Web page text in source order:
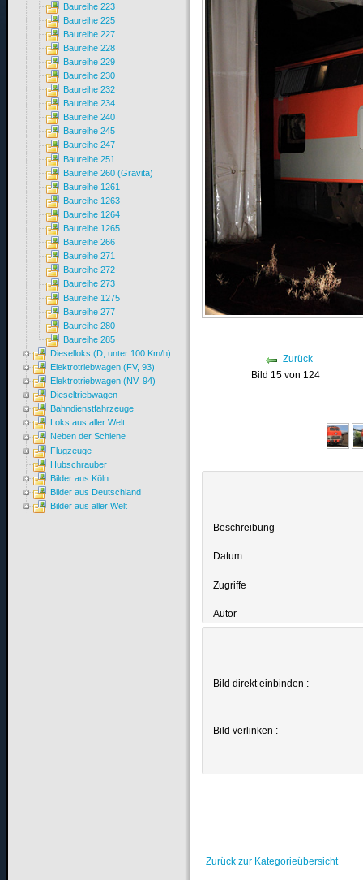
Zurück
Bild 15 von 124
Beschreibung
Datum
Zugriffe
Autor
Bild direkt einbinden :
Bild verlinken :
Zurück zur Kategorieübersicht
Baureihe 223
Baureihe 225
Baureihe 227
Baureihe 228
Baureihe 229
Baureihe 230
Baureihe 232
Baureihe 234
Baureihe 240
Baureihe 245
Baureihe 247
Baureihe 251
Baureihe 260 (Gravita)
Baureihe 1261
Baureihe 1263
Baureihe 1264
Baureihe 1265
Baureihe 266
Baureihe 271
Baureihe 272
Baureihe 273
Baureihe 1275
Baureihe 277
Baureihe 280
Baureihe 285
Dieselloks (D, unter 100 Km/h)
Elektrotriebwagen (FV, 93)
Elektrotriebwagen (NV, 94)
Dieseltriebwagen
Bahndienstfahrzeuge
Loks aus aller Welt
Neben der Schiene
Flugzeuge
Hubschrauber
Bilder aus Köln
Bilder aus Deutschland
Bilder aus aller Welt